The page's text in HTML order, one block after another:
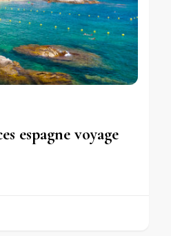
espagne voyage